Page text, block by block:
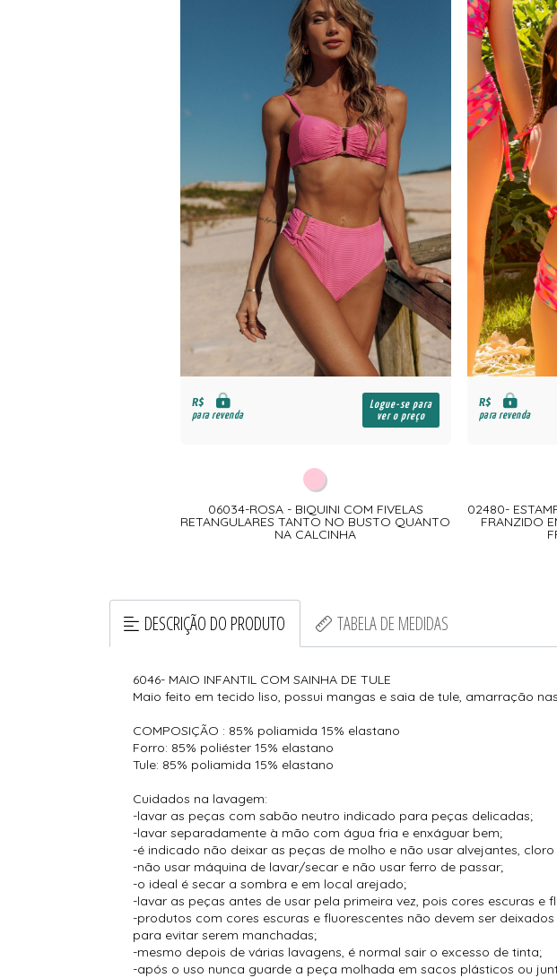
R$
para revenda
Logue-se para
ver o preço
06034-ROSA - BIQUINI COM FIVELAS
RETANGULARES TANTO NO BUSTO QUANTO
NA CALCINHA
R$
para revenda
02480-
FRANZIDO
DESCRIÇÃO DO PRODUTO TABELA DE MEDIDAS
6046- MAIO INFANTIL COM SAINHA DE TULE
Maio feito em tecido liso, possui mangas e saia de tule, amarração
COMPOSIÇÃO : 85% poliamida 15% elastano
Forro: 85% poliéster 15% elastano
Tule: 85% poliamida 15% elastano
Cuidados na lavagem:
-lavar as peças com sabão neutro indicado para peças delicadas;
-lavar separadamente à mão com água fria e enxáguar bem;
-é indicado não deixar as peças de molho e não usar alvejantes,
-não usar máquina de lavar/secar e não usar ferro de passar;
-o ideal é secar a sombra e em local arejado;
-lavar as peças antes de usar pela primeira vez, pois cores escuras e
-produtos com cores escuras e fluorescentes não devem ser
para evitar serem manchadas;
-mesmo depois de várias lavagens, é normal sair o excesso de tinta;
-após o uso nunca guarde a peça molhada em sacos plásticos ou